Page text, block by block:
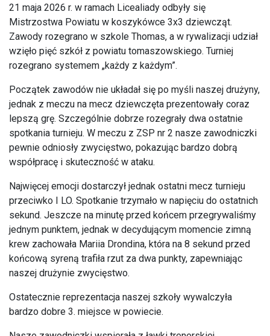
21 maja 2026 r. w ramach Licealiady odbyły się
Mistrzostwa Powiatu w koszykówce 3x3 dziewcząt.
Zawody rozegrano w szkole Thomas, a w rywalizacji udział
wzięło pięć szkół z powiatu tomaszowskiego. Turniej
rozegrano systemem „każdy z każdym”.
Początek zawodów nie układał się po myśli naszej drużyny,
jednak z meczu na mecz dziewczęta prezentowały coraz
lepszą grę. Szczególnie dobrze rozegrały dwa ostatnie
spotkania turnieju. W meczu z ZSP nr 2 nasze zawodniczki
pewnie odniosły zwycięstwo, pokazując bardzo dobrą
współpracę i skuteczność w ataku.
Najwięcej emocji dostarczył jednak ostatni mecz turnieju
przeciwko I LO. Spotkanie trzymało w napięciu do ostatnich
sekund. Jeszcze na minutę przed końcem przegrywaliśmy
jednym punktem, jednak w decydującym momencie zimną
krew zachowała Mariia Drondina, która na 8 sekund przed
końcową syreną trafiła rzut za dwa punkty, zapewniając
naszej drużynie zwycięstwo.
Ostatecznie reprezentacja naszej szkoły wywalczyła
bardzo dobre 3. miejsce w powiecie.